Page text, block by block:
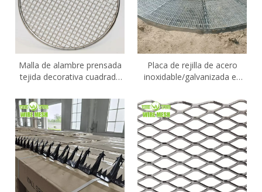
Malla de alambre prensada
tejida decorativa cuadrada
Placa de rejilla de acero
inoxidable/galvanizada en